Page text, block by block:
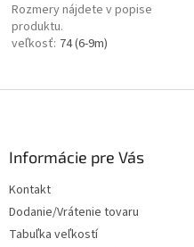
Rozmery nájdete v popise
produktu.
74 (6-9m)
Informácie pre Vás
Kontakt
Dodanie/Vrátenie tovaru
Tabuľka veľkostí